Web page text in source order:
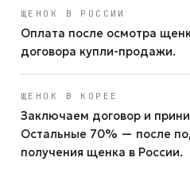
ЩЕНОК В РОССИИ
Оплата после осмотра
договора купли-продажи.
ЩЕНОК В КОРЕЕ
Заключаем договор и
Остальные 70% — после
получения щенка в России.